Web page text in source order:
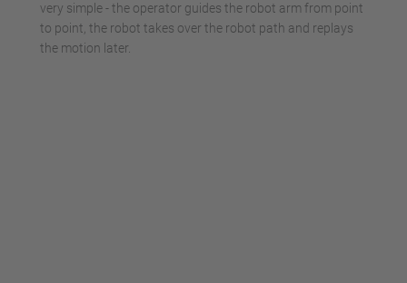
very simple - the operator guides the robot arm from point
to point, the robot takes over the robot path and replays
the motion later.